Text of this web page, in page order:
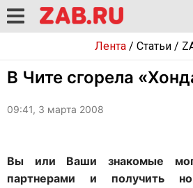
Лента/ Статьи/
В Чите сгорела
09:41, 3 марта 2008
Вы или Ваши знакомые
партнерами и получить